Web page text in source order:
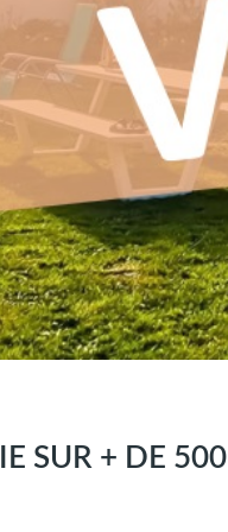
SUR + DE